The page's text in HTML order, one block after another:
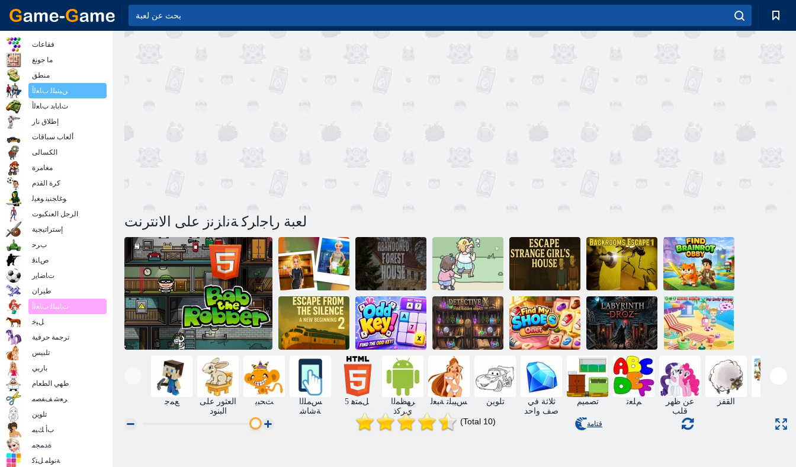
لعبة ﺭﺎﺟﺍﺮﻛ ﺔﻧﺍﺰﻧﺯ على الانترنت
ﺮﺒﺨﻤﻟﺍ ﺎﻨﻴﻧ
ﺖﻴﺒﻟﺍ ﺔﺑﺎﻏ
ﺭﻮﺠﻬﻣ
2 ﻂﻘﻟﺍ ﻰﻠﻋ
ﺭﻮﺜﻌﻟﺍ
ﺔﺒﻳﺮﻐﻟﺍ ﺓﺎﺘﻔﻟﺍ
ﻝﺰﻨﻣ ﻦﻣ
ﺏﻭﺮﻬﻟﺍ
1 ﺔﻴﻔﻠﺨﻟﺍ ﻑﺮﻐﻟﺍ
ﻦﻣ ﺏﻭﺮﻬﻟﺍ
ﻲﺑﻭﺃ ﺕﻭﺮﻨﻳﺮﺑ
ﻦﻋ ﺚﺤﺑﺍ
ﺖﻤﺼﻟﺍ ﻦﻣ
ﺏﻭﺮﻬﻟﺍ
!ﺐﻳﺮﻏ ﺡﺎﺘﻔﻣ
ﺔﻴﻔﺨﻤﻟﺍ ءﺎﻴﺷﻷ ﺍ
ﻦﻋ ﺚﺤﺑﺍ X
ﻖﻘﺤﻤﻟﺍ
ﻲﺋﺍﺬﺣ ﻰﻠﻋ
ﺭﻮﺜﻌﻟﺍ
ﺯﻭﺭﺩ ﺔﻫﺎﺘﻣ
بندق طفل على
شاطئ
ﻊﻤﺟ
العثور على
البنود
ﺚﺤﺒﻳ
ﺲﻤﻠﻟﺍ
ﺔﺷﺎﺷ
5 ﻞﻤﺘﻫ
ﺮﻬﻈﻤﻟﺍ
ﻱﺮﻛﺫ
ﺲﻴﺒﻠﺗ ﺔﺒﻌﻟ تلوين
ثلاثة في
صف واحد
تصميم ﻢﻠﻌﺗ
عن ظهر
قلب
القفز
(Total 10) قتامة
فقاعات
ما جونغ
منطق
ﻦﻴﻨﺒﻠﻟ ﺏﺎﻌﻟﺃ
ﺕﺎﺑﺎﺑﺩ ﺏﺎﻌﻟﺃ
إطلاق نار
ألعاب سباقات
الكسالى
مغامرة
كرة القدم
ﻮﻏﺎﺠﻨﻴﻧ ﻮﻐﻴﻟ
الرجل العنكبوت
إستراتيجية
ﺏﺮﺣ
ﺹﺎﻨﻗ
ﺕﺎﺿﺎﻳﺭ
طيران
ﺕﺎﻨﺒﻠﻟ ﺏﺎﻌﻟﺃ
ﻞﻴﺧ
ترجمة حرفية
تلبيس
باربي
طهي الطعام
ﺮﻌﺷ ﻒﻔﺼﻣ
تلوين
ﺏﺃ ﻚﻴﻣ
ﺓﺪﻤﺠﻣ
ﺔﻧﻮﻠﻣ ﻞﺘﻛ